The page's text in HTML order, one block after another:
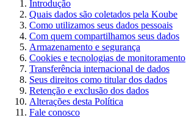
Introdução
Quais dados são coletados pela Koube
Como utilizamos seus dados pessoais
Com quem compartilhamos seus dados
Armazenamento e segurança
Cookies e tecnologias de monitoramento
Transferência internacional de dados
Seus direitos como titular dos dados
Retenção e exclusão dos dados
Alterações desta Política
Fale conosco